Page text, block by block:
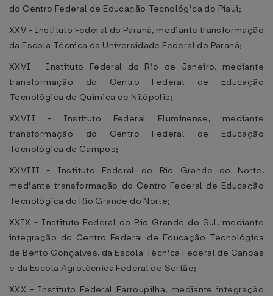
do Centro Federal de Educação Tecnológica do Piauí;
XXV - Instituto Federal do Paraná, mediante transformação
da Escola Técnica da Universidade Federal do Paraná;
XXVI - Instituto Federal do Rio de Janeiro, mediante
transformação do Centro Federal de Educação
Tecnológica de Química de Nilópolis;
XXVII - Instituto Federal Fluminense, mediante
transformação do Centro Federal de Educação
Tecnológica de Campos;
XXVIII - Instituto Federal do Rio Grande do Norte,
mediante transformação do Centro Federal de Educação
Tecnológica do Rio Grande do Norte;
XXIX - Instituto Federal do Rio Grande do Sul, mediante
integração do Centro Federal de Educação Tecnológica
de Bento Gonçalves, da Escola Técnica Federal de Canoas
e da Escola Agrotécnica Federal de Sertão;
XXX - Instituto Federal Farroupilha, mediante integração